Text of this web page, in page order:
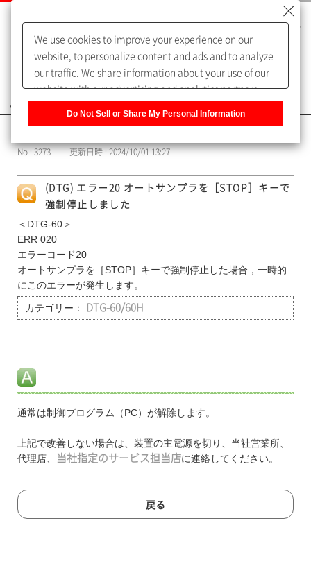
よくあるご質問（FAQ）
No : 3273 更新日時 : 2024/10/01 13:27
(DTG) エラー20 オートサンプラを［STOP］キーで
強制停止しました
＜DTG-60＞
ERR 020
エラーコード20
オートサンプラを［STOP］キーで強制停止した場合，一時的
にこのエラーが発生します。
カテゴリー： DTG-60/60H
通常は制御プログラム（PC）が解除します。
上記で改善しない場合は、装置の主電源を切り、当社営業所、
代理店、
当社指定のサービス担当店に連絡してください。
戻る
We use cookies to improve your experience on our
website, to personalize content and ads and to analyze
our traffic. We share information about your use of our
website with our advertising and analytics partners,
of our sharing information about you with our partners.
Information] to customize your cookie settings on our
website.Privacy Policy
Do Not Sell or Share My Personal Information